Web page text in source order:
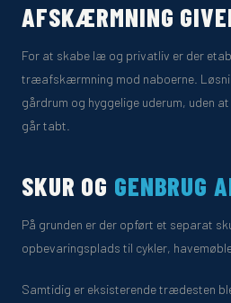
AFSKÆRMNING
For at skabe læ og privatliv er der
træafskærmning mod naboerne.
gårdrum og hyggelige uderum, uden
går tabt.
SKUR OG GENBRUG
På grunden er der opført et separat
opbevaringsplads til cykler,
Samtidig er eksisterende trædesten